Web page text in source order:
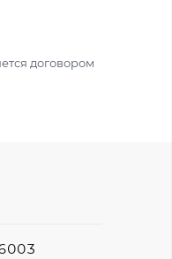
договором